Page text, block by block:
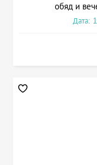
обяд и
Дата: